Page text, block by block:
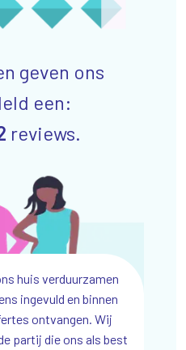
geven ons
een:
reviews.
huis verduurzamen
ingevuld en binnen
ontvangen. Wij
partij die ons als best
Wij zijn